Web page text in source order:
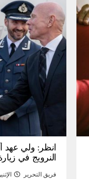
انظر: ولي عهد
النرويج في
فريق التحرير الإثنين 07